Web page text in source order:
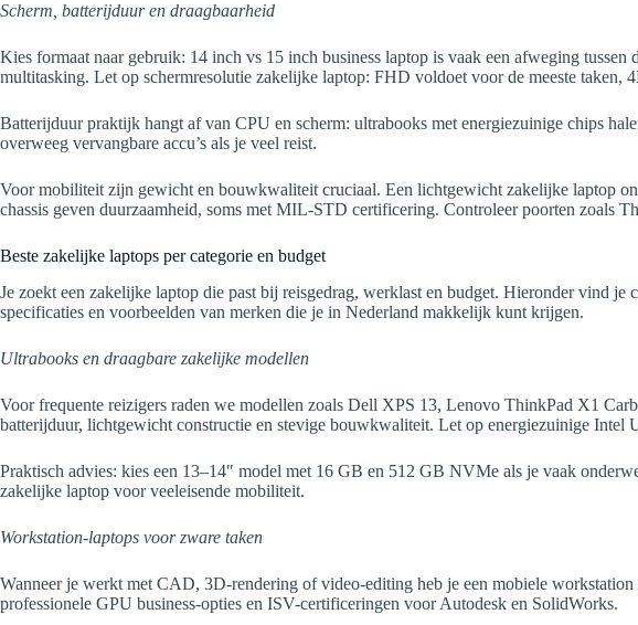
Scherm, batterijduur en draagbaarheid
Kies formaat naar gebruik: 14 inch vs 15 inch business laptop is vaak een afweging
multitasking. Let op schermresolutie zakelijke laptop: FHD voldoet voor de meeste taken,
Batterijduur praktijk hangt af van CPU en scherm: ultrabooks met energiezuinige chips
overweeg vervangbare accu’s als je veel reist.
Voor mobiliteit zijn gewicht en bouwkwaliteit cruciaal. Een lichtgewicht zakelijke laptop
chassis geven duurzaamheid, soms met MIL-STD certificering. Controleer poorten zoals
Beste zakelijke laptops per categorie en budget
Je zoekt een zakelijke laptop die past bij reisgedrag, werklast en budget. Hieronder vind
specificaties en voorbeelden van merken die je in Nederland makkelijk kunt krijgen.
Ultrabooks en draagbare zakelijke modellen
Voor frequente reizigers raden we modellen zoals Dell XPS 13, Lenovo ThinkPad X1
batterijduur, lichtgewicht constructie en stevige bouwkwaliteit. Let op energiezuinige
Praktisch advies: kies een 13–14″ model met 16 GB en 512 GB NVMe als je vaak
zakelijke laptop voor veeleisende mobiliteit.
Workstation-laptops voor zware taken
Wanneer je werkt met CAD, 3D-rendering of video-editing heb je een mobiele
professionele GPU business-opties en ISV-certificeringen voor Autodesk en SolidWorks.